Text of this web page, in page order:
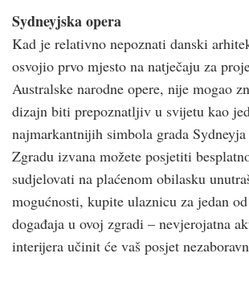
Sydneyjska opera
Kad je relativno nepoznati danski
osvojio prvo mjesto na natječaju za
Australske narodne opere, nije mogao
dizajn biti prepoznatljiv u svijetu kao
najmarkantnijih simbola grada
Zgradu izvana možete posjetiti
sudjelovati na plaćenom obilasku
mogućnosti, kupite ulaznicu za jedan
događaja u ovoj zgradi – nevjerojatna
interijera učinit će vaš posjet